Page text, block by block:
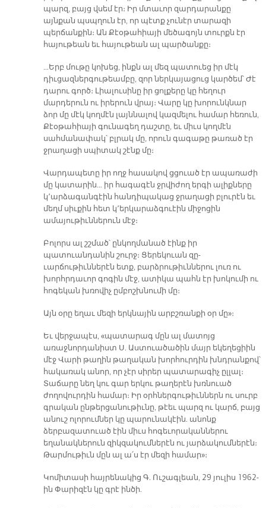
պարզ, բայց վսեմ էր։ Իր մտաւոր զարդարանքը
այնքան պսպղուն էր, որ պէտք չունէր տարազի
պերճանքին։ Ան Քէօթահիայի մեծագոյն տուրքն էր
հայութեան եւ հայութեան ալ պարծանքը։
…Երբ մութը կոխեց, ինքն ալ մեզ պատուեց իր մէկ
դիւցազներգութեամբը, զոր ներկայացուց կարծեմ՝ Ժէ
դարու գործ։ Լիալուսինը իր ցոլքերը կը հեղուր
մարդերուն ու իրերուն վրայ։ Վարը կը խորունկնար
ձոր մը մէկ կողմէն լայննալով կազմելու համար հեռուն,
Քէօթահիայի գունագեղ դաշտը, եւ միւս կողմէն
սահմանափակ՝ բլրակ մը, որուն գագաթը թառած էր
ջրաղացի սպիտակ շէնք մը։
Վարդապետը իր ողջ հասակով ցցուած էր ապառաժի
մը կատարին… իր հագագէն ջրվիժող երգի ալիքները
կ՚արձագանգէին հանդիպակաց ջրաղացի բլուրէն եւ
մեղմ սիւքին հետ կ՚երկարաձգուէին միջոցին
ամայութիւններուն մէջ։
Բոլորս ալ շշմած՝ ընկողմանած էինք իր
պատուանդանին շուրջ։ Ցերեկուան զը-
ւարճութիւններէն ետք, բարձրութիւններու լուռ ու
խորհրդաւոր գոգին մէջ, ատիկա պահն էր խոկումի ու
հոգեկան խռովիչ ըմբոշխնումի մը։
Այն օրը եղաւ մեզի երկնային արբշռանքի օր մը»։
Եւ վերջապէս, «պատարագ մըն ալ մատոյց
առաջնորդանիստ Ս. Աստուածածին մայր եկեղեցիին
մէջ Վարի թաղին թաղական խորհուրդին խնդրանքով՝
հակառակ անոր, որ չէր սիրեր պատարագիչ ըլլալ։
Տաճարը նեղ կու գար երկու թաղերէն խռնուած
ժողովուրդին համար։ Իր օրհներգութիւններն ու սուրբ
գրական ընթերցանութիւնը, թէեւ պարզ ու կարճ, բայց
անուշ ոլորումներ կը պարունակէին. անոնք
ձերբազատուած էին միւս հոգեւորականներու
եղանակներուն զիկզակումներէն ու յարձակումներէն։
Թարմութիւն մըն ալ ա՛ս էր մեզի համար»։
Կոմիտասի հայրենակից Գ. Ուշագլեան, 29 յուլիս 1962-
ին Փարիզէն կը գրէ ինծի.